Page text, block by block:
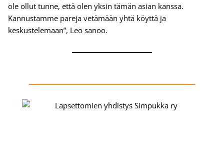
ole ollut tunne, että olen yksin tämän asian kanssa.
Kannustamme pareja vetämään yhtä köyttä ja
keskustelemaan”, Leo sanoo.